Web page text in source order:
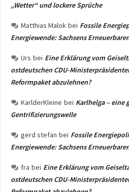
„Wetter“ und lockere Sprüche
Matthias Malok bei Fossile
Energiewende: Sachsens
Urs bei Eine Erklärung vom
ostdeutschen CDU-
Reformpaket abzulehnen?
KarlderKleine bei Karlhelga – eine
Gentrifizierungswelle
gerd stefan bei Fossile
Energiewende: Sachsens
fra bei Eine Erklärung vom
ostdeutschen CDU-